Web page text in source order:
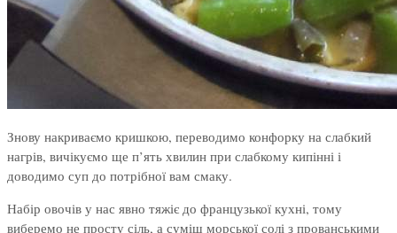
Знову накриваємо кришкою, переводимо конфорку на слабкий
нагрів, вичікуємо ще п’ять хвилин при слабкому кипінні і
доводимо суп до потрібної вам смаку.
Набір овочів у нас явно тяжіє до французької кухні, тому
виберемо не просту сіль, а суміш морської солі з прованськими